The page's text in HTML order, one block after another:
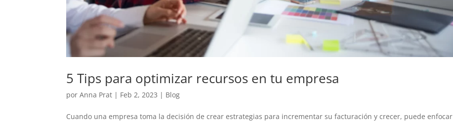
5 Tips para optimizar recursos en tu empresa
porAnna Prat | Feb 2, 2023 | Blog
Cuando una empresa toma la decisión de crear estrategias para incrementar su facturación y crecer, puede enfocar